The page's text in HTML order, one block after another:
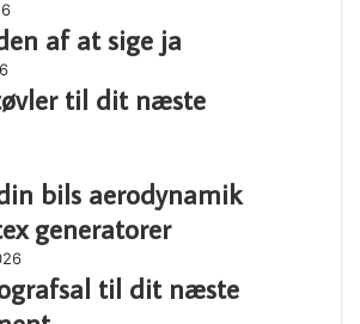
af at sige ja
til dit næste
bils aerodynamik
generatorer
til dit næste